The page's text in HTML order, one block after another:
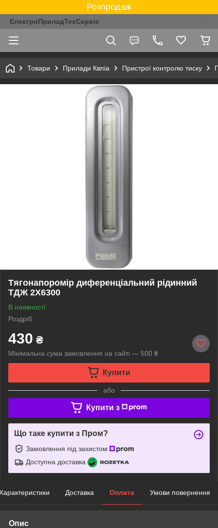
Розпродаж
ЕлектроПриладТехСервіс
Товари Прилади Квпіа Пристрої контролю тиску
Тягонапоромір диференціальний рідинний
ТДЖ 2X6300
В наявності
Роздріб
430 ₴
Мінімальна сума замовлення на сайті — 500 ₴
Купити
або
Купити з
Що таке купити з Пром?
Замовлення під захистом
Доступна доставка
Доставка Оплата Умови повернення
Опис